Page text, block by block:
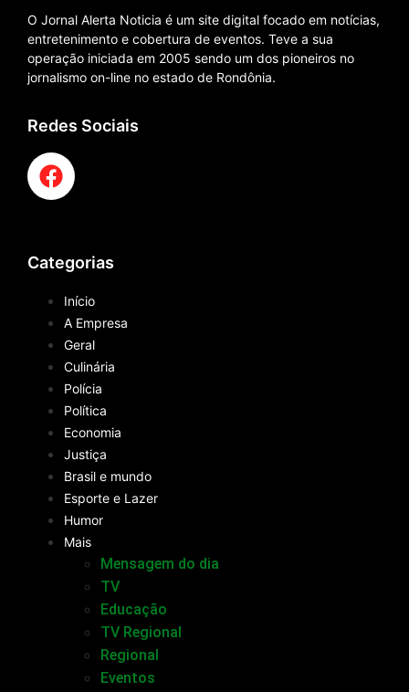
O Jornal Alerta Noticia é um site digital focado em notícias,
entretenimento e cobertura de eventos. Teve a sua
operação iniciada em 2005 sendo um dos pioneiros no
jornalismo on-line no estado de Rondônia.
Redes Sociais
Categorias
Início
A Empresa
Geral
Culinária
Polícia
Política
Economia
Justiça
Brasil e mundo
Esporte e Lazer
Humor
Mais
Mensagem do dia
TV
Educação
TV Regional
Regional
Eventos